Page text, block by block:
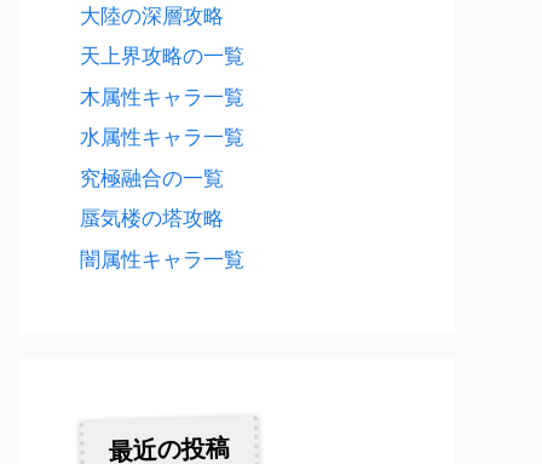
大陸の深層攻略
天上界攻略の一覧
木属性キャラ一覧
水属性キャラ一覧
究極融合の一覧
蜃気楼の塔攻略
闇属性キャラ一覧
最近の投稿